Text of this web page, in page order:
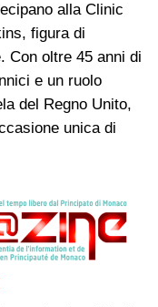
alla Clinic
figura di
Con oltre 45 anni di
e un ruolo
del Regno Unito,
unica di